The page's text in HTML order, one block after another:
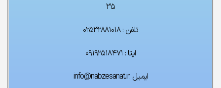
۳۵
تلفن : ۰۲۵۳۲۸۸۱۰۱۸
ایتا : ۰۹۱۹۲۵۱۸۴۷۱
ایمیل :info@nabzesanat.ir